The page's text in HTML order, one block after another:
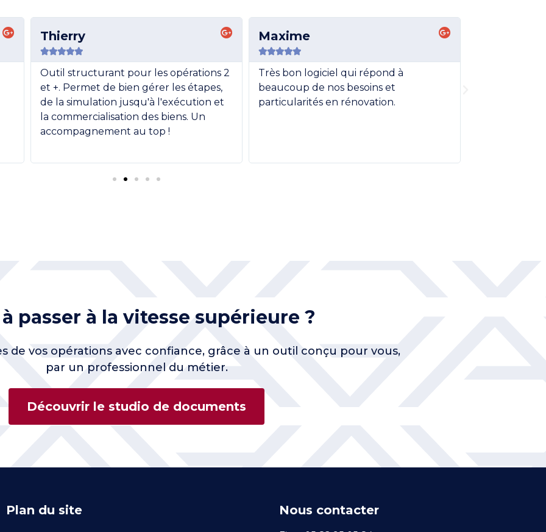
Thierry

Outil structurant pour les opérations 2
et +. Permet de bien gérer les étapes,
de la simulation jusqu'à l'exécution et
la commercialisation des biens. Un
accompagnement au top !
Maxime

Très bon logiciel qui répond à
beaucoup de nos besoins et
particularités en rénovation.
passer à la vitesse supérieure ?
de vos opérations avec confiance, grâce à un outil conçu pour vous,
par un professionnel du métier.
Découvrir le studio de documents
Plan du site Nous contacter